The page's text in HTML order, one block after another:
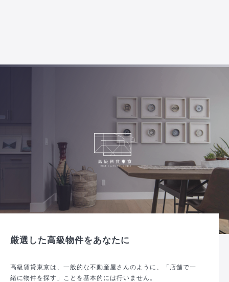
厳選した高級物件をあなたに
高級賃貸東京は、一般的な不動産屋さんのように、「店舗で一
緒に物件を探す」ことを基本的には行いません。